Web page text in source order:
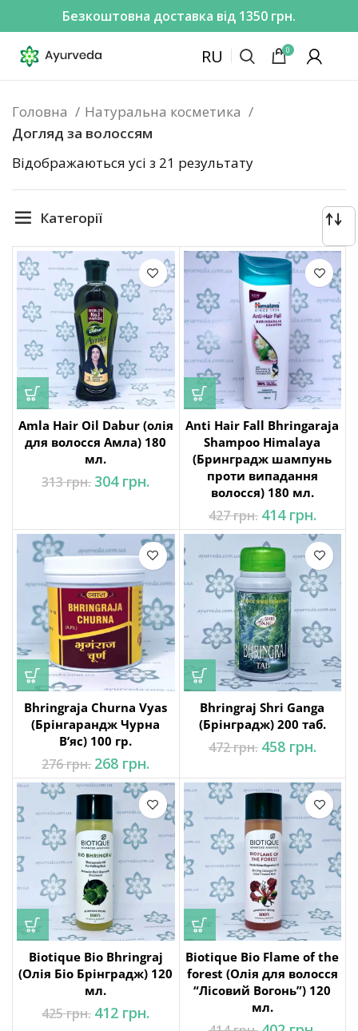
Безкоштовна доставка від 1350 грн.
RU 0
Головна
Натуральна косметика
Догляд за волоссям
Відображаються усі з 21 результату
Категорії
Amla Hair Oil Dabur (олія
для волосся Амла) 180
мл.
313грн. Оригінальна
ціна: 313 грн..
304 грн.
Anti Hair Fall Bhringaraja
Shampoo Himalaya
(Бринградж шампунь
проти випадання
волосся) 180 мл.
427грн. Оригінальна
ціна: 427 грн..
414 грн.
ціна:
414
Bhringraja Churna Vyas
(Брінгарандж Чурна
В’яс) 100 гр.
276грн. Оригінальна
ціна: 276 грн..
268 грн.
ціна:
268 грн..
Bhringraj Shri Ganga
(Брінградж) 200 таб.
472грн. Оригінальна
ціна: 472 грн..
458 грн.
458
Biotique Bio Bhringraj
(Олія Біо Брінградж) 120
мл.
425грн. Оригінальна
ціна: 425 грн..
412 грн.
Biotique Bio Flame of the
forest (Олія для волосся
“Лісовий Вогонь”) 120
мл.
Оригінальна